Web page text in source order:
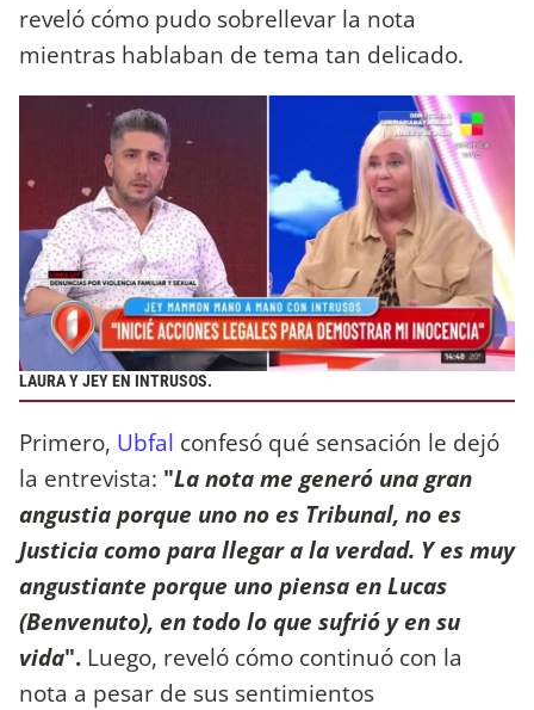
reveló cómo pudo sobrellevar la nota
mientras hablaban de tema tan delicado.
LAURA Y JEY EN INTRUSOS.
Primero, Ubfal confesó qué sensación le dejó
la entrevista: "La nota me generó una gran
angustia porque uno no es Tribunal, no es
Justicia como para llegar a la verdad. Y es muy
angustiante porque uno piensa en Lucas
(Benvenuto), en todo lo que sufrió y en su
vida". Luego, reveló cómo continuó con la
nota a pesar de sus sentimientos